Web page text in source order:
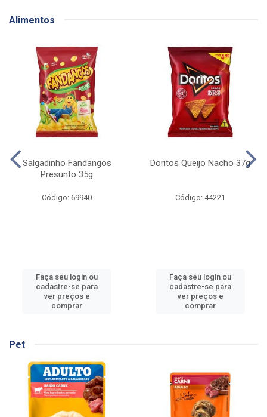
Alimentos
Salgadinho Fandangos
Presunto 35g
Código: 69940
Faça seu login ou
cadastre-se para
ver preços e
comprar
Doritos Queijo Nacho 37g
Código: 44221
Faça seu login ou
cadastre-se para
ver preços e
comprar
Pet